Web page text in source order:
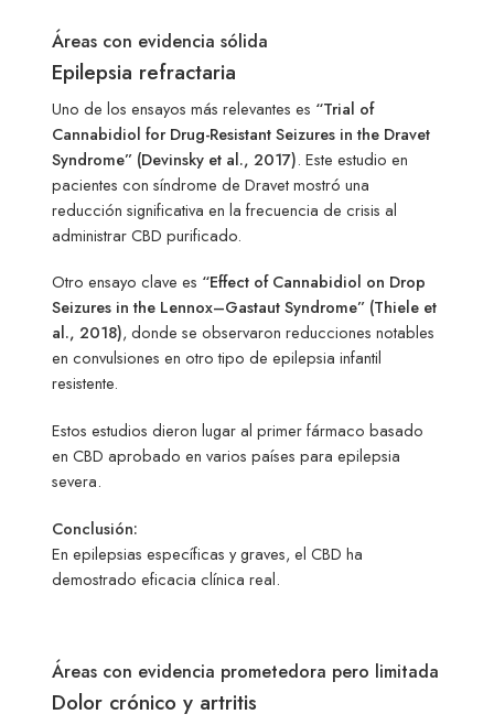
Áreas con evidencia sólida
Epilepsia refractaria
Uno de los ensayos más relevantes es “Trial of
Cannabidiol for Drug-Resistant Seizures in the Dravet
Syndrome” (Devinsky et al., 2017). Este estudio en
pacientes con síndrome de Dravet mostró una
reducción significativa en la frecuencia de crisis al
administrar CBD purificado.
Otro ensayo clave es “Effect of Cannabidiol on Drop
Seizures in the Lennox–Gastaut Syndrome” (Thiele et
al., 2018), donde se observaron reducciones notables
en convulsiones en otro tipo de epilepsia infantil
resistente.
Estos estudios dieron lugar al primer fármaco basado
en CBD aprobado en varios países para epilepsia
severa.
Conclusión:
En epilepsias específicas y graves, el CBD ha
demostrado eficacia clínica real.
Áreas con evidencia prometedora pero limitada
Dolor crónico y artritis